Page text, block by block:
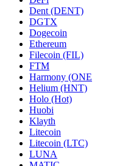
Dent (DENT)
DGTX
Dogecoin
Ethereum
Filecoin (FIL)
FTM
Harmony (ONE
Helium (HNT)
Holo (Hot)
Huobi
Klayth
Litecoin
Litecoin (LTC)
LUNA